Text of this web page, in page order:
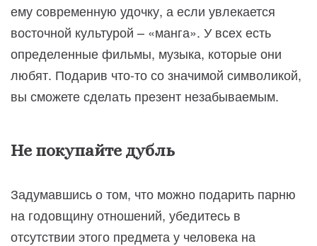
ему современную удочку, а если увлекается
восточной культурой – «манга». У всех есть
определенные фильмы, музыка, которые они
любят. Подарив что-то со значимой символикой,
вы сможете сделать презент незабываемым.
Не покупайте дубль
Задумавшись о том, что можно подарить парню
на годовщину отношений, убедитесь в
отсутствии этого предмета у человека на